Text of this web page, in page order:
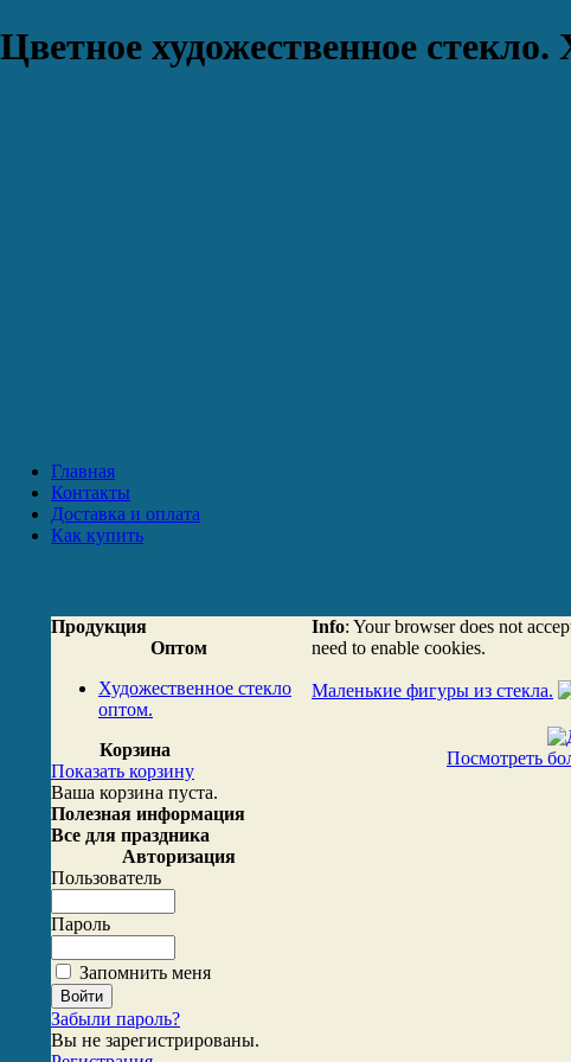
Цветное художественное
Главная
Контакты
Доставка и оплата
Как купить
Продукция
Оптом
Художественное стекло
оптом.
Корзина
Показать корзину
Ваша корзина пуста.
Полезная информация
Все для праздника
Авторизация
Пользователь
Пароль
Запомнить меня
Забыли пароль?
Вы не зарегистрированы.
Info: Your browser does not
need to enable cookies.
Маленькие фигуры из стекла.
Посмотреть